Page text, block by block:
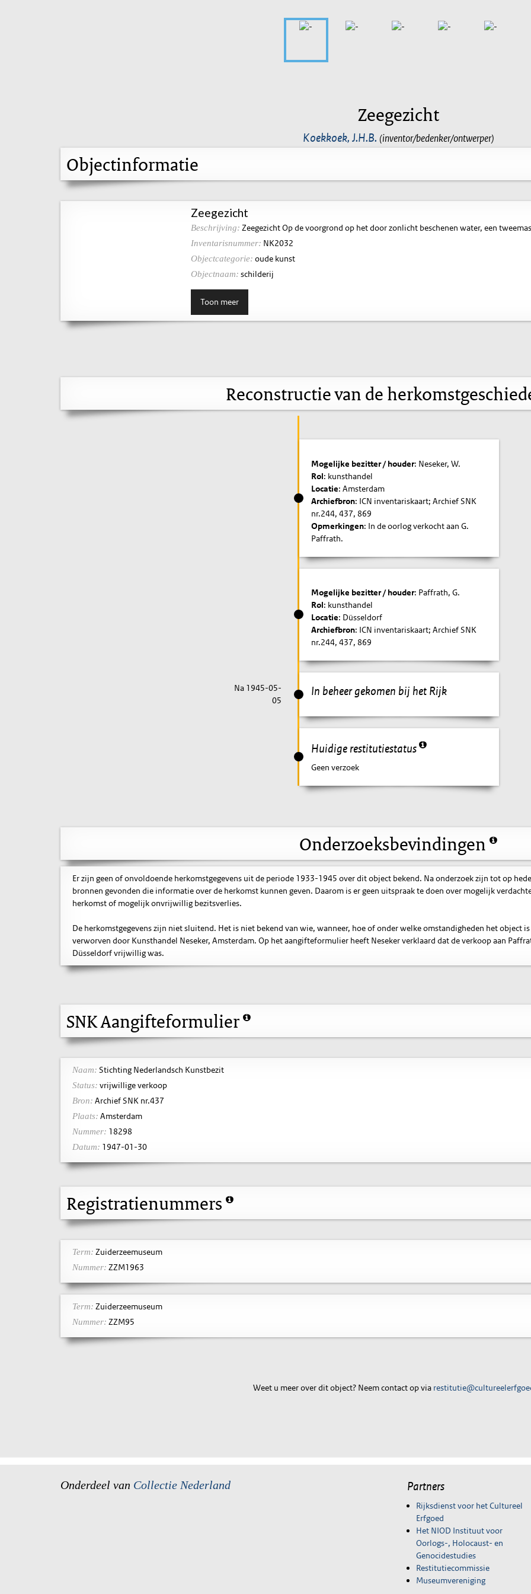
Zeegezicht
Koekkoek, J.H.B. (inventor/bedenker/ontwerper)
Objectinformatie
Zeegezicht
Beschrijving: Zeegezicht Op de voorgrond op het door zonlicht beschenen water, een
Inventarisnummer: NK2032
Objectcategorie: oude kunst
Objectnaam: schilderij
Toon meer
Reconstructie van de
Mogelijke bezitter / houder: Neseker, W.
Rol: kunsthandel
Locatie: Amsterdam
Archiefbron: ICN inventariskaart; Archief SNK
nr.244, 437, 869
Opmerkingen: In de oorlog verkocht aan G.
Paffrath.
Mogelijke bezitter / houder: Paffrath, G.
Rol: kunsthandel
Locatie: Düsseldorf
Archiefbron: ICN inventariskaart; Archief SNK
nr.244, 437, 869
In beheer gekomen bij het Rijk
Na 1945-05-
05
Huidige restitutiestatus
Geen verzoek
Onderzoeksbevindingen
Er zijn geen of onvoldoende herkomstgegevens uit de periode 1933-1945 over dit object bekend. Na onderzoek zijn tot op
bronnen gevonden die informatie over de herkomst kunnen geven. Daarom is er geen uitspraak te doen over mogelijk
herkomst of mogelijk onvrijwillig bezitsverlies.
De herkomstgegevens zijn niet sluitend. Het is niet bekend van wie, wanneer, hoe of onder welke omstandigheden het object is
verworven door Kunsthandel Neseker, Amsterdam. Op het aangifteformulier heeft Neseker verklaard dat de verkoop aan
Düsseldorf vrijwillig was.
SNK Aangifteformulier
Naam: Stichting Nederlandsch Kunstbezit
Status: vrijwillige verkoop
Bron: Archief SNK nr.437
Plaats: Amsterdam
Nummer: 18298
Datum: 1947-01-30
Registratienummers
Term: Zuiderzeemuseum
Nummer: ZZM1963
Term: Zuiderzeemuseum
Nummer: ZZM95
Weet u meer over dit object? Neem contact op via
Onderdeel van Collectie Nederland Partners
Rijksdienst voor het Cultureel
Erfgoed
Het NIOD Instituut voor
Oorlogs-, Holocaust- en
Genocidestudies
Restitutiecommissie
Museumvereniging